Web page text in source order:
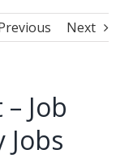
Next
Job
Jobs